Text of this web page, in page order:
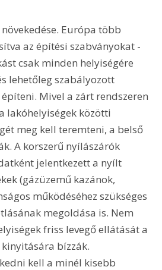
Európa több
az építési szabványokat -
csak minden helyiségére
lehetőleg szabályozott
Mivel a zárt rendszeren
lakóhelyiségek közötti
meg kell teremteni, a belső
A korszerű nyílászárók
jelentkezett a nyílt
(gázüzemű kazánok,
működéséhez szükséges
megoldása is. Nem
friss levegő ellátását a
bízzák.
kell a minél kisebb